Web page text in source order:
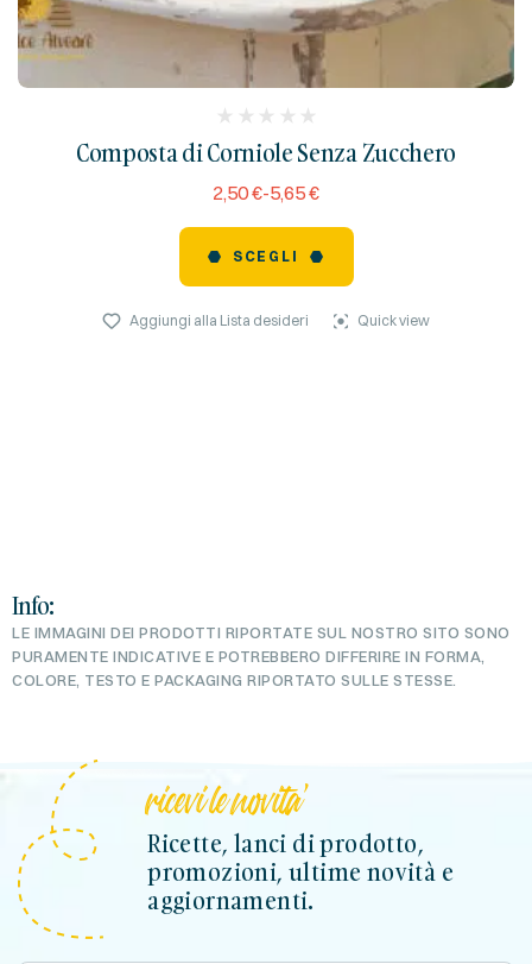
Composta di Corniole Senza Zucchero
reviews)
2,50€-5,65€
SCEGLI
Aggiungi alla Lista desideri Quick view
Info:
LE IMMAGINI DEI PRODOTTI RIPORTATE SUL NOSTRO SITO SONO
PURAMENTE INDICATIVE E POTREBBERO DIFFERIRE IN FORMA,
COLORE, TESTO E PACKAGING RIPORTATO SULLE STESSE.
ricevi le novita'
Ricette, lanci di prodotto,
promozioni, ultime novità e
aggiornamenti.